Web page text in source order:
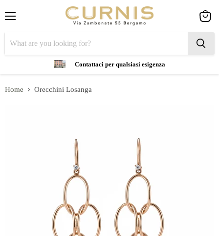
Contattaci per qualsiasi esigenza
cart
Home Orecchini Losanga